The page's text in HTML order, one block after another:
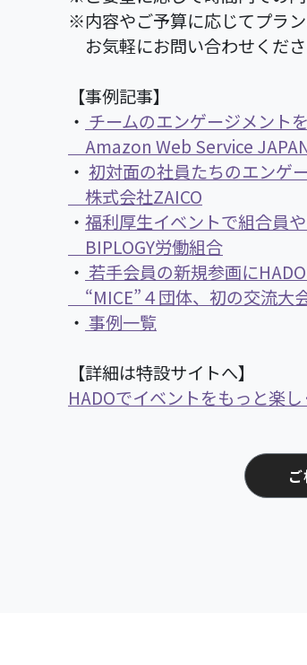
※内容やご予算に応じてプラン
お気軽にお問い合わせくださ
【事例記事】
・ チームのエンゲージメント
Amazon Web Service
・ 初対面の社員たちのエンゲ
株式会社ZAICO
・ 福利厚生イベントで組合員
BIPLOGY労働組合
・ 若手会員の新規参画に
“MICE”４団体、初の交流大
・ 事例一覧
【詳細は特設サイトへ】
HADOでイベントをもっと楽